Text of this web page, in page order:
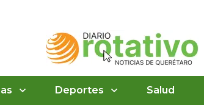
Deportes Salud